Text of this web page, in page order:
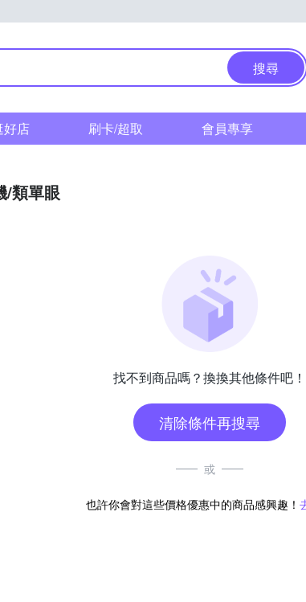
搜尋
好店 刷卡/超取 會員專享
/類單眼
找不到商品嗎？換換其他條件吧！
清除條件再搜尋
或
也許你會對這些價格優惠中的商品感興趣！